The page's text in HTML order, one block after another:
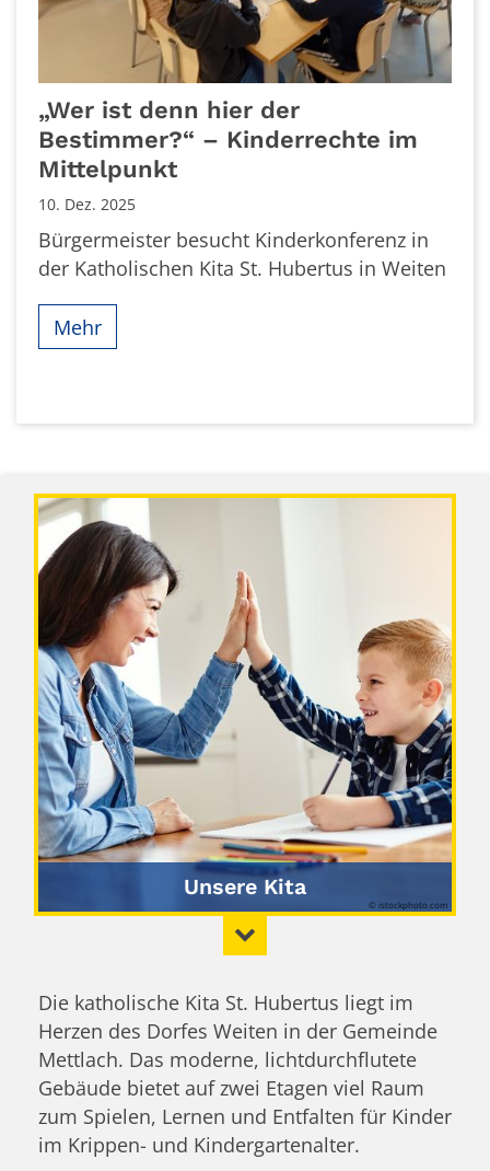
„Wer ist denn hier der
Bestimmer?“ – Kinderrechte im
Mittelpunkt
10. Dez. 2025
Bürgermeister besucht Kinderkonferenz in
der Katholischen Kita St. Hubertus in Weiten
Mehr
Unsere Kita
© istockphoto.com
Die katholische Kita St. Hubertus liegt im
Herzen des Dorfes Weiten in der Gemeinde
Mettlach. Das moderne, lichtdurchflutete
Gebäude bietet auf zwei Etagen viel Raum
zum Spielen, Lernen und Entfalten für Kinder
im Krippen- und Kindergartenalter.